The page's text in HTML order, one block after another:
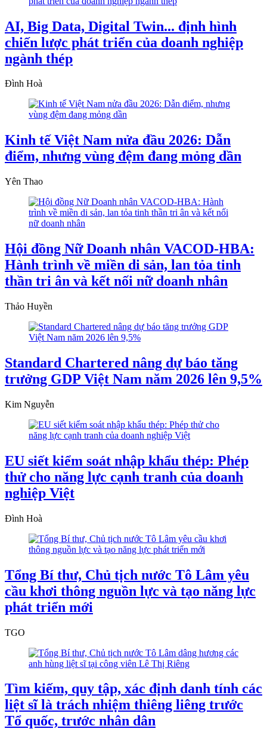
AI, Big Data, Digital Twin... định hình
chiến lược phát triển của doanh nghiệp
ngành thép
Đình Hoà
Kinh tế Việt Nam nửa đầu 2026: Dẫn
điểm, nhưng vùng đệm đang mỏng dần
Yên Thao
Hội đồng Nữ Doanh nhân VACOD-HBA:
Hành trình về miền di sản, lan tỏa tinh
thần tri ân và kết nối nữ doanh nhân
Thảo Huyền
Standard Chartered nâng dự báo tăng
trưởng GDP Việt Nam năm 2026 lên 9,5%
Kim Nguyễn
EU siết kiểm soát nhập khẩu thép: Phép
thử cho năng lực cạnh tranh của doanh
nghiệp Việt
Đình Hoà
Tổng Bí thư, Chủ tịch nước Tô Lâm yêu
cầu khơi thông nguồn lực và tạo năng lực
phát triển mới
TGO
Tìm kiếm, quy tập, xác định danh tính các
liệt sĩ là trách nhiệm thiêng liêng trước
Tổ quốc, trước nhân dân